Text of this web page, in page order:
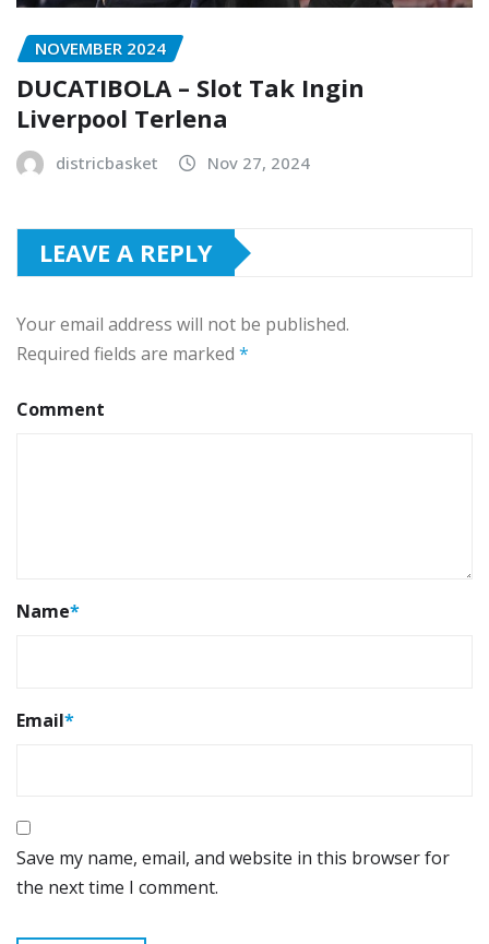
NOVEMBER 2024
DUCATIBOLA – Slot Tak Ingin
Liverpool Terlena
districbasket Nov 27, 2024
LEAVE A REPLY
Your email address will not be published.
Required fields are marked *
Comment
Name*
Email*
Save my name, email, and website in this browser for
the next time I comment.